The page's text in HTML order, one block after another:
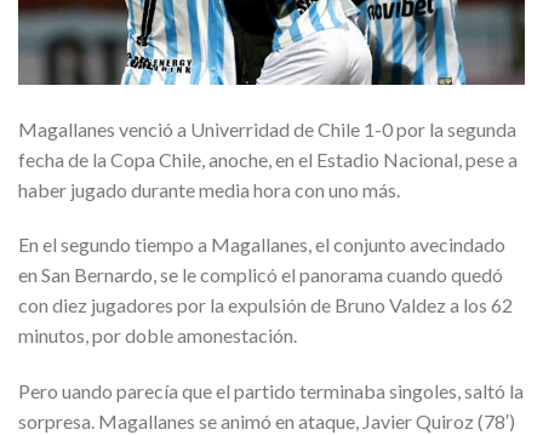
Magallanes venció a Univerridad de Chile 1-0 por la segunda
fecha de la Copa Chile, anoche, en el Estadio Nacional, pese a
haber jugado durante media hora con uno más.
En el segundo tiempo a Magallanes, el conjunto avecindado
en San Bernardo, se le complicó el panorama cuando quedó
con diez jugadores por la expulsión de Bruno Valdez a los 62
minutos, por doble amonestación.
Pero uando parecía que el partido terminaba singoles, saltó la
sorpresa. Magallanes se animó en ataque, Javier Quiroz (78′)